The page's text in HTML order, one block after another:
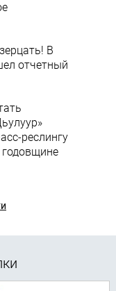
В
отчетный
реслингу